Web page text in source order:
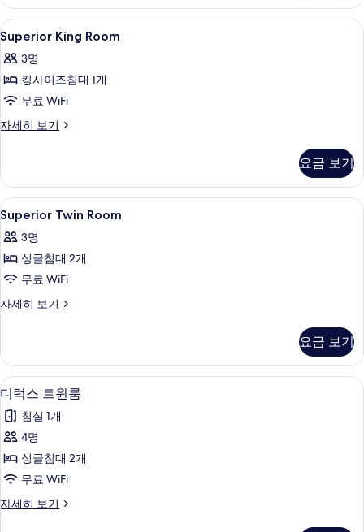
두
보
기
히
보
기
히
보
기
Superior
King
Room
사
진
모
기
오리/거위털 이불, 필로우탑 침대, 미니
3
Superior King Room
3명
킹사이즈침대 1개
무료 WiFi
자세히 보기
Superior
세
히
보
요금 보기
Superior
Twin
Room
사
진
모
기
오리/거위털 이불, 필로우탑 침대, 미니
3
Superior Twin Room
3명
싱글침대 2개
무료 WiFi
자세히 보기
Superior
세
히
보
기
요금 보기
디
럭
스
트
윈
룸
사
오리/거위털 이불, 필로우탑 침대, 미니
5
디럭스 트윈룸
침실 1개
4명
싱글침대 2개
무료 WiFi
자세히 보기
디